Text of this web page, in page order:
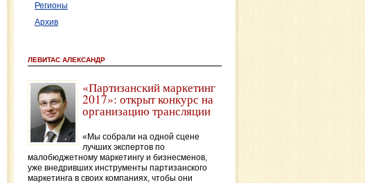
Регионы
Архив
ЛЕВИТАС АЛЕКСАНДР
«Партизанский маркетинг
2017»: открыт конкурс на
организацию трансляции
«Мы собрали на одной сцене
лучших экспертов по
малобюджетному маркетингу и бизнесменов,
уже внедривших инструменты партизанского
маркетинга в своих компаниях, чтобы они